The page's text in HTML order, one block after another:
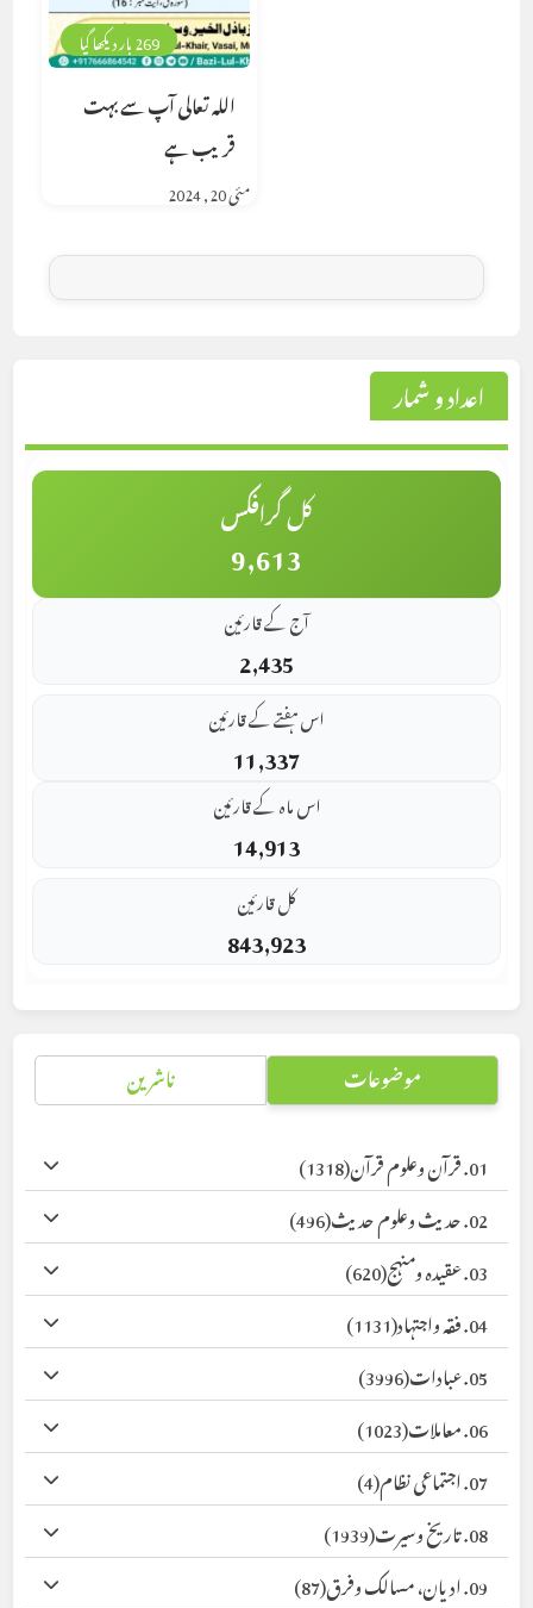
269 بار دیکھا گیا
اللہ تعالی آپ سے بہت
قریب ہے
مئی 20, 2024
اعداد و شمار
کل گرافکس
9,613
آج کے قارئین
2,435
اس ہفتے کے قارئین
11,337
اس ماہ کے قارئین
14,913
کل قارئین
843,923
موضوعات ناشرین
01. قرآن وعلوم قرآن
(1318)
02. حدیث وعلوم حدیث
(496)
03. عقیدہ ومنہج
(620)
04. فقہ واجتہاد
(1131)
05. عبادات
(3996)
06. معاملات
(1023)
07. اجتماعی نظام
(4)
08. تاریخ وسیرت
(1939)
09. ادیان، مسالک وفرق
(87)